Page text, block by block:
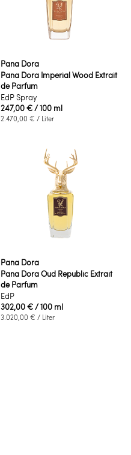
Pana Dora
Pana Dora Imperial Wood Extrait
de Parfum
EdP Spray
247,00 €/ 100 ml
2.470,00 € / Liter
Pana Dora
Pana Dora Oud Republic Extrait
de Parfum
EdP
302,00 €/ 100 ml
3.020,00 € / Liter